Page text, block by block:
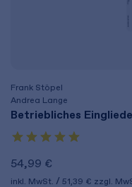
Frank Stöpel
Andrea Lange
Betriebliches
54,99 €
inkl. MwSt. 51,39 € zzgl.